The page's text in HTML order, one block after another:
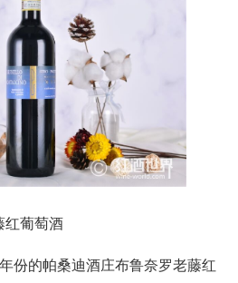
红葡萄酒
份的帕桑迪酒庄布鲁奈罗老藤红